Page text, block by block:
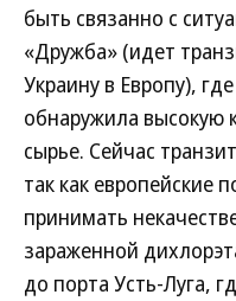
быть связанно с
«Дружба» (идет
Украину в Европу),
обнаружила высокую
сырье. Сейчас
так как европейские
принимать
зараженной
до порта Усть-Луга,